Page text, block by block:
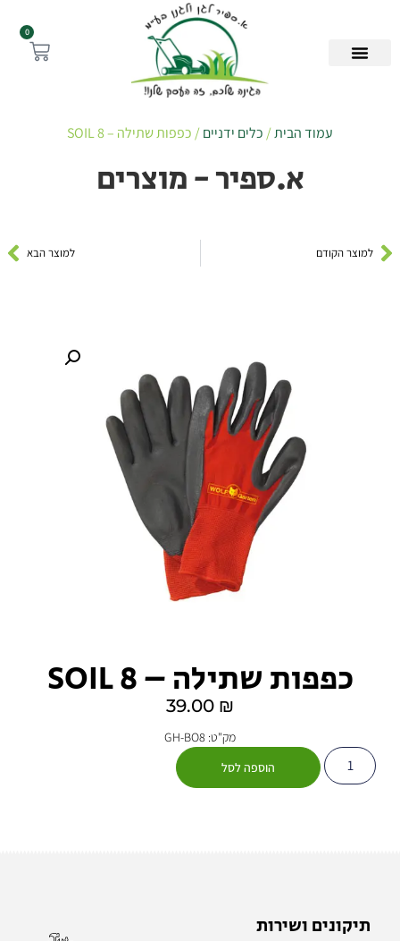
0
עמוד הבית/כלים ידניים/ כפפות שתילה – SOIL 8
א.ספיר - מוצרים
למוצר הקודם למוצר הבא
כפפות שתילה – SOIL 8
39.00 ₪
מק"ט: GH-BO8
הוספה לסל
תיקונים ושירות